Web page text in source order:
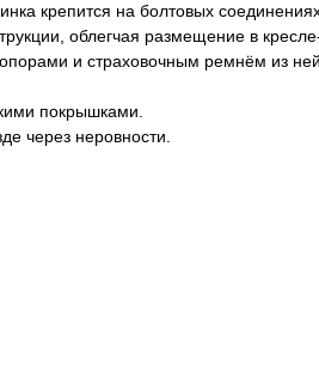
крепится на болтовых
облегчая размещение в
и страховочным ремнём из
покрышками.
через неровности.